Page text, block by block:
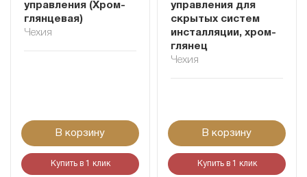
управления (Хром-
глянцевая)
Чехия
В корзину
Купить в 1 клик
управления для
скрытых систем
инсталляции, xром-
глянец
Чехия
В корзину
Купить в 1 клик